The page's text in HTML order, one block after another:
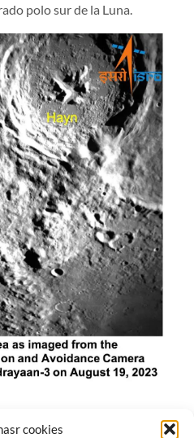
cookies
polo sur de la Luna.